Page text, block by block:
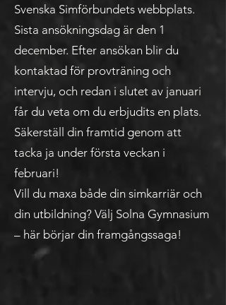
Svenska Simförbundets webbplats.
Sista ansökningsdag är den 1
december. Efter ansökan blir du
kontaktad för provträning och
intervju, och redan i slutet av januari
får du veta om du erbjudits en plats.
Säkerställ din framtid genom att
tacka ja under första veckan i
februari!
Vill du maxa både din simkarriär och
din utbildning? Välj Solna Gymnasium
– här börjar din framgångssaga!